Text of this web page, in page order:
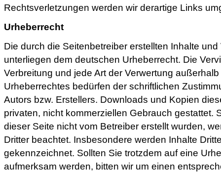
Rechtsverletzungen werden wir derartige Links
Urheberrecht
Die durch die Seitenbetreiber erstellten Inhalte
unterliegen dem deutschen Urheberrecht. Die
Verbreitung und jede Art der Verwertung
Urheberrechtes bedürfen der schriftlichen
Autors bzw. Erstellers. Downloads und Kopien
privaten, nicht kommerziellen Gebrauch gestattet.
dieser Seite nicht vom Betreiber erstellt wurden,
Dritter beachtet. Insbesondere werden Inhalte
gekennzeichnet. Sollten Sie trotzdem auf eine
aufmerksam werden, bitten wir um einen